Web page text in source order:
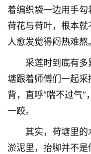
着编织袋一边用手
荷花与荷叶，根本就
人愈发觉得闷热难熬
采莲时到底有
塘跟着师傅们一起
背，直呼“喘不过气
一跤。
其实，荷塘里
淤泥里，抬脚并不